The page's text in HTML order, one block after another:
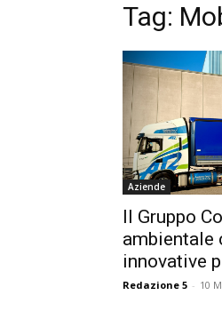
Tag:
Aziende
Il Gruppo
ambientale
innovative
Redazione 5 - 10